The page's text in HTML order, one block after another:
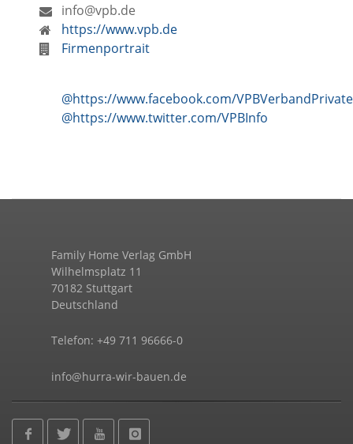
info@vpb.de
https://www.vpb.de
Firmenportrait
@https://www.facebook.com/
@https://www.twitter.com/VPBInfo
Family Home Verlag GmbH
Wilhelmsplatz 11
70182 Stuttgart
Deutschland
Telefon: +49 711 96666-0
info@hurra-wir-bauen.de